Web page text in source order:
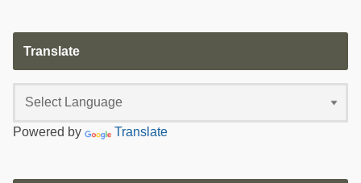
Translate
Powered by Translate